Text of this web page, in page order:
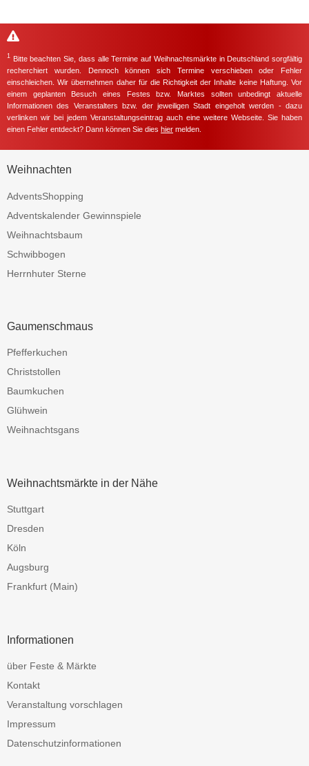
1 Bitte beachten Sie, dass alle Termine auf Weihnachtsmärkte in Deutschland sorgfältig
recherchiert wurden. Dennoch können sich Termine verschieben oder Fehler
einschleichen. Wir übernehmen daher für die Richtigkeit der Inhalte keine Haftung. Vor
einem geplanten Besuch eines Festes bzw. Marktes sollten unbedingt aktuelle
Informationen des Veranstalters bzw. der jeweiligen Stadt eingeholt werden - dazu
verlinken wir bei jedem Veranstaltungseintrag auch eine weitere Webseite. Sie haben
einen Fehler entdeckt? Dann können Sie dies hier melden.
Weihnachten
AdventsShopping
Adventskalender Gewinnspiele
Weihnachtsbaum
Schwibbogen
Herrnhuter Sterne
Gaumenschmaus
Pfefferkuchen
Christstollen
Baumkuchen
Glühwein
Weihnachtsgans
Weihnachtsmärkte in der Nähe
Stuttgart
Dresden
Köln
Augsburg
Frankfurt (Main)
Informationen
über Feste & Märkte
Kontakt
Veranstaltung vorschlagen
Impressum
Datenschutzinformationen